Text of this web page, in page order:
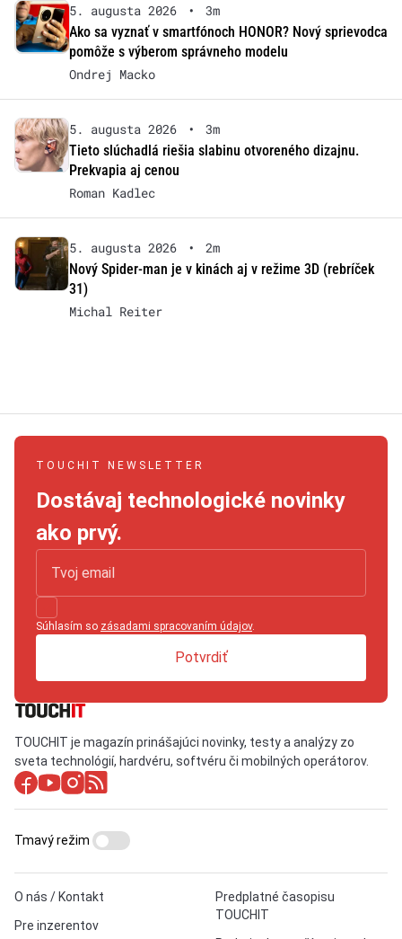
5. augusta 2026 •
3m
Ako sa vyznať v smartfónoch HONOR? Nový sprievodca
pomôže s výberom správneho modelu
Ondrej Macko
5. augusta 2026 •
3m
Tieto slúchadlá riešia slabinu otvoreného dizajnu.
Prekvapia aj cenou
Roman Kadlec
5. augusta 2026 •
2m
Nový Spider-man je v kinách aj v režime 3D (rebríček
31)
Michal Reiter
TOUCHIT NEWSLETTER
Dostávaj technologické novinky
ako prvý.
Súhlasím so zásadami spracovaním údajov.
Potvrdiť
TOUCHIT je magazín prinášajúci novinky, testy a analýzy zo
sveta technológií, hardvéru, softvéru či mobilných operátorov.
O nás / Kontakt
Pre inzerentov
Predplatné časopisu
TOUCHIT
Tmavý režim